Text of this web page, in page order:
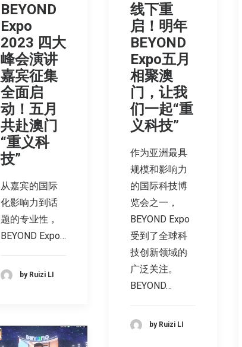
BEYOND
Expo
2023 四大
峰会演讲
嘉宾征集
全面启
动！五月
共赴澳门
“重义科
技”
从嘉宾的国际
化影响力到话
题的专业性，
BEYOND Expo…
by Ruizi LI
线下重
启！明年
BEYOND
Expo五月
相聚澳
门，让我
们一起“重
义科技”
作为亚洲最具
规模和影响力
的国际科技博
览会之一，
BEYOND Expo
受到了全球科
技创新领域的
广泛关注。
BEYOND…
by Ruizi LI